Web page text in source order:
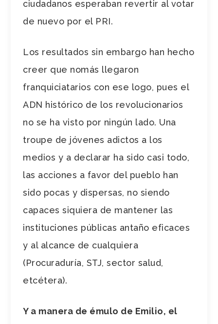
ciudadanos esperaban revertir al votar
de nuevo por el PRI.
Los resultados sin embargo han hecho
creer que nomás llegaron
franquiciatarios con ese logo, pues el
ADN histórico de los revolucionarios
no se ha visto por ningún lado. Una
troupe de jóvenes adictos a los
medios y a declarar ha sido casi todo,
las acciones a favor del pueblo han
sido pocas y dispersas, no siendo
capaces siquiera de mantener las
instituciones públicas antaño eficaces
y al alcance de cualquiera
(Procuraduría, STJ, sector salud,
etcétera).
Y a manera de émulo de Emilio, el